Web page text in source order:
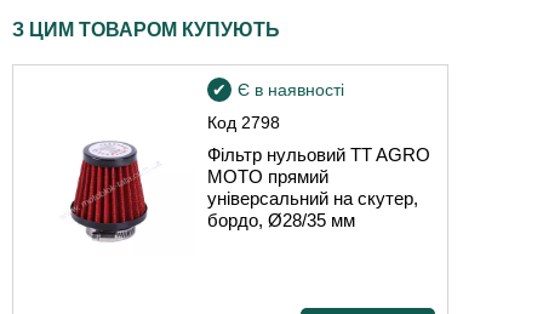
З ЦИМ ТОВАРОМ КУПУЮТЬ
Код 2798
Є в наявності
Фільтр нульовий TT AGRO
MOTO прямий
універсальний на скутер,
бордо, Ø28/35 мм